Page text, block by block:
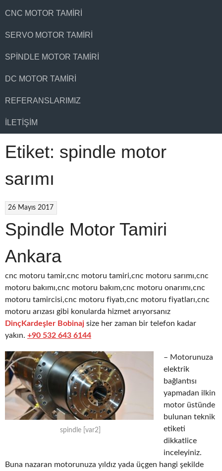
CNC MOTOR TAMIRI
SERVO MOTOR TAMIRI
SPINDLE MOTOR TAMIRI
DC MOTOR TAMIRI
REFERANSLARIMIZ
İLETIŞIM
Etiket: spindle motor
sarımı
26 Mayıs 2017
Spindle Motor Tamiri
Ankara
cnc motoru tamir,cnc motoru tamiri,cnc motoru sarımı,cnc
motoru bakımı,cnc motoru bakım,cnc motoru onarımı,cnc
motoru tamircisi,cnc motoru fiyatı,cnc motoru fiyatları,cnc
motoru arızası gibi konularda hizmet arıyorsanız
DinçKardeşler Bobinaj size her zaman bir telefon kadar
yakın. +90 532 643 6144
spindle [var2]
– Motorunuza
elektrik
bağlantısı
yapmadan ilkin
motor üstünde
bulunan teknik
etiketi
dikkatlice
inceleyiniz.
Buna nazaran motorunuza yıldız yada üçgen hangi şekilde